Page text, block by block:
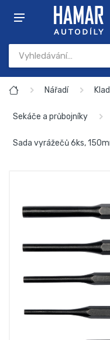
Nářadí
Sekáče a průbojníky
Sada vyrážečů 6ks,